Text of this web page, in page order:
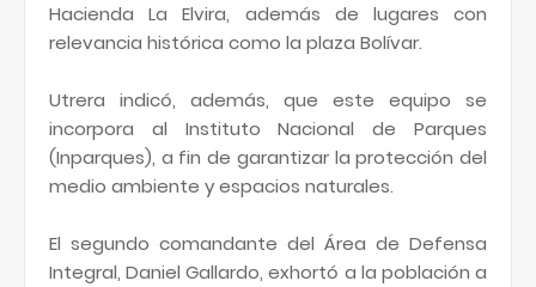
Hacienda La Elvira, además de lugares con
relevancia histórica como la plaza Bolívar.
Utrera indicó, además, que este equipo se
incorpora al Instituto Nacional de Parques
(Inparques), a fin de garantizar la protección del
medio ambiente y espacios naturales.
El segundo comandante del Área de Defensa
Integral, Daniel Gallardo, exhortó a la población a